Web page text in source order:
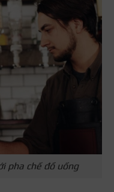
pha chế đồ uống